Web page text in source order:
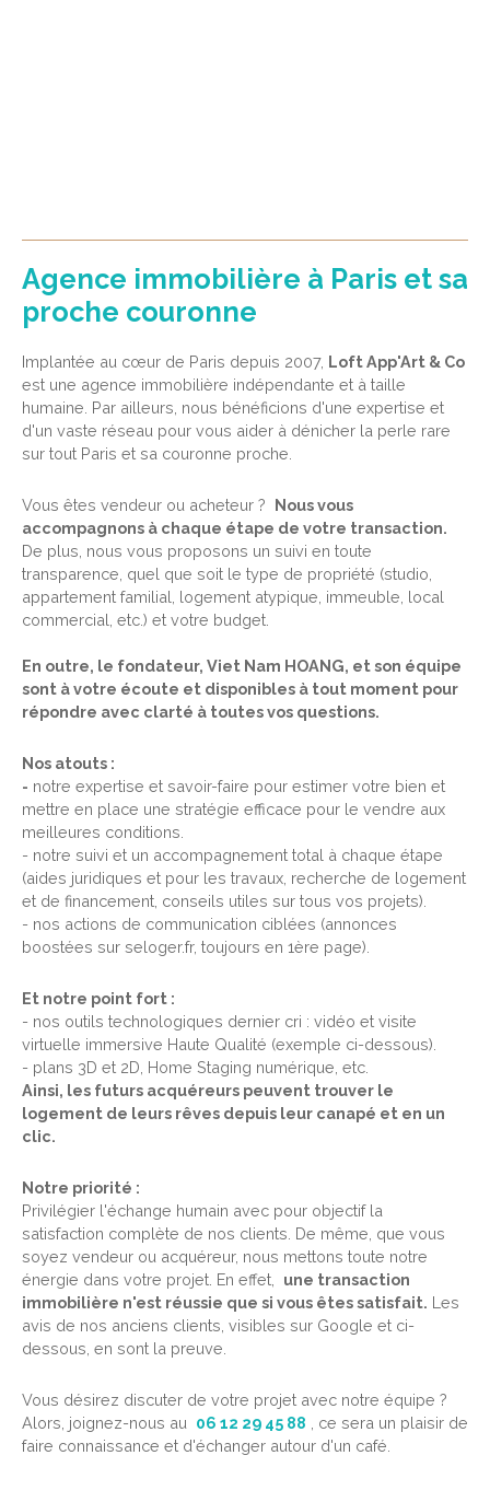
Agence immobilière à Paris et sa
proche couronne
Implantée au cœur de Paris depuis 2007, Loft App'Art & Co
est une agence immobilière indépendante et à taille
humaine. Par ailleurs, nous bénéficions d'une expertise et
d'un vaste réseau pour vous aider à dénicher la perle rare
sur tout Paris et sa couronne proche.
Vous êtes vendeur ou acheteur ? Nous vous
accompagnons à chaque étape de votre transaction.
De plus, nous vous proposons un suivi en toute
transparence, quel que soit le type de propriété (studio,
appartement familial, logement atypique, immeuble, local
commercial, etc.) et votre budget.
En outre, le fondateur, Viet Nam HOANG, et son équipe
sont à votre écoute et disponibles à tout moment pour
répondre avec clarté à toutes vos questions.
Nos atouts :
- notre expertise et savoir-faire pour estimer votre bien et
mettre en place une stratégie efficace pour le vendre aux
meilleures conditions.
- notre suivi et un accompagnement total à chaque étape
(aides juridiques et pour les travaux, recherche de logement
et de financement, conseils utiles sur tous vos projets).
- nos actions de communication ciblées (annonces
boostées sur seloger.fr, toujours en 1ère page).
Et notre point fort :
- nos outils technologiques dernier cri : vidéo et visite
virtuelle immersive Haute Qualité (exemple ci-dessous).
- plans 3D et 2D, Home Staging numérique, etc.
Ainsi, les futurs acquéreurs peuvent trouver le
logement de leurs rêves depuis leur canapé et en un
clic.
Notre priorité :
Privilégier l'échange humain avec pour objectif la
satisfaction complète de nos clients. De même, que vous
soyez vendeur ou acquéreur, nous mettons toute notre
énergie dans votre projet. En effet, une transaction
immobilière n'est réussie que si vous êtes satisfait. Les
avis de nos anciens clients, visibles sur Google et ci-
dessous, en sont la preuve.
Vous désirez discuter de votre projet avec notre équipe ?
Alors, joignez-nous au 06 12 29 45 88 , ce sera un plaisir de
faire connaissance et d'échanger autour d'un café.